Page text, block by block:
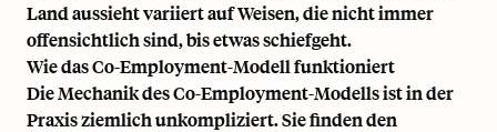
Land aussiehtvariiert auf Weisen, die nicht immer
offensichtlich sind, bis etwas schiefgeht.
Wie das Co-Employment-Modell funktioniert
Die Mechanik des Co-Employment-Modells ist in der
Praxis ziemlich unkompliziert. Sie finden den